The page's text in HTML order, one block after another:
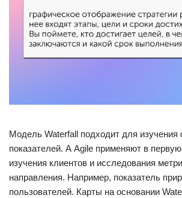
Модель Waterfall подходит для
показателей. А Agile применяют в
изучения клиентов и исследования
направления. Например, показатель
пользователей. Карты на основании